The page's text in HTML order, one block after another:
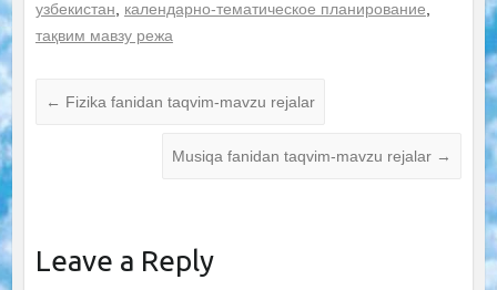
ишланмаси
узбекистан
календарно-тематическое планирование
тақвим мавзу режа
← Fizika fanidan taqvim-mavzu rejalar
Musiqa fanidan taqvim-mavzu rejalar →
Leave a Reply